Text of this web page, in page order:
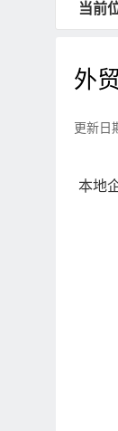
当前
外
更新
本地